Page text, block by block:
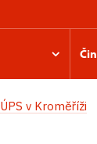
ÚPS v Kroměříži